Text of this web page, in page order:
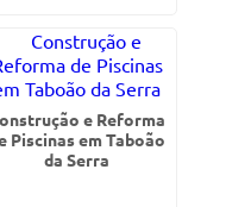
e Reforma
Piscinas em Taboão
da Serra